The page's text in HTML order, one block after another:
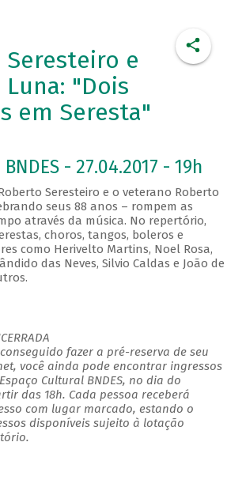
e
"Dois
em Seresta"
- 27.04.2017 - 19h
Seresteiro e o veterano Roberto
seus 88 anos – rompem as
através da música. No repertório,
choros, tangos, boleros e
como Herivelto Martins, Noel Rosa,
das Neves, Silvio Caldas e João de
fazer a pré-reserva de seu
você ainda pode encontrar ingressos
Cultural BNDES, no dia do
das 18h. Cada pessoa receberá
com lugar marcado, estando o
disponíveis sujeito à lotação